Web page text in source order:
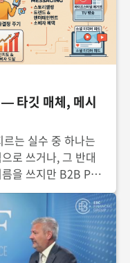
타깃 매체, 메시
는 실수 중 하나는
로 쓰거나, 그 반대
을 쓰지만 B2B PR
정 구조, 접촉해야